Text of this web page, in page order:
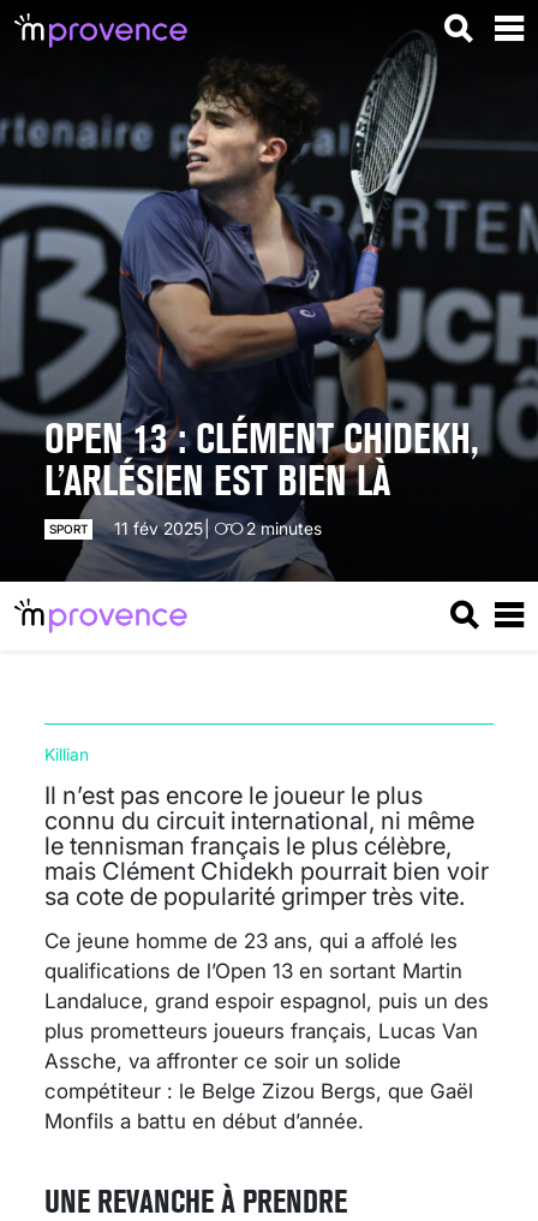
OPEN 13 : CLÉMENT CHIDEKH,
L’ARLÉSIEN EST BIEN LÀ
SPORT 11 fév 2025 2 minutes
Il n’est pas encore le joueur le plus
connu du circuit international, ni même
le tennisman français le plus célèbre,
mais Clément Chidekh pourrait bien voir
sa cote de popularité grimper très vite.
Killian
Ce jeune homme de 23 ans, qui a affolé les
qualifications de l’Open 13 en sortant Martin
Landaluce, grand espoir espagnol, puis un des
plus prometteurs joueurs français, Lucas Van
Assche, va affronter ce soir un solide
compétiteur : le Belge Zizou Bergs, que Gaël
Monfils a battu en début d’année.
UNE REVANCHE À PRENDRE